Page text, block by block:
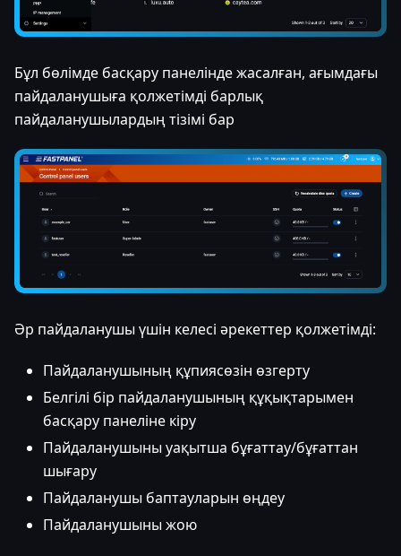
Бұл бөлімде басқару панелінде жасалған, ағымдағы
пайдаланушыға қолжетімді барлық
пайдаланушылардың тізімі бар
Әр пайдаланушы үшін келесі әрекеттер қолжетімді:
Пайдаланушының құпиясөзін өзгерту
Белгілі бір пайдаланушының құқықтарымен
басқару панеліне кіру
Пайдаланушыны уақытша бұғаттау/бұғаттан
шығару
Пайдаланушы баптауларын өңдеу
Пайдаланушыны жою